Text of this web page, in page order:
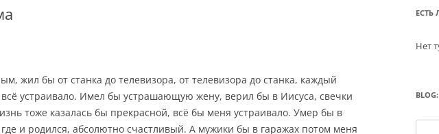
жил бы от станка до телевизора, от телевизора до станка, каждый
устраивало. Имел бы устрашающую жену, верил бы в Иисуса, свечки
тоже казалась бы прекрасной, всё бы меня устраивало. Умер бы в
и родился, абсолютно счастливый. А мужики бы в гаражах потом меня
ЕСТЬ
Нет